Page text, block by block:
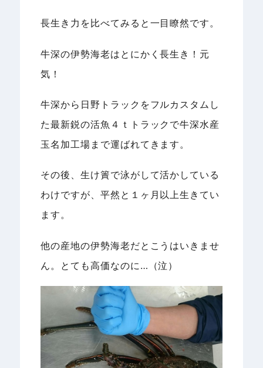
長生き力を比べてみると一目瞭然です。
牛深の伊勢海老はとにかく長生き！元
気！
牛深から日野トラックをフルカスタムし
た最新鋭の活魚４ｔトラックで牛深水産
玉名加工場まで運ばれてきます。
その後、生け簀で泳がして活かしている
わけですが、平然と１ヶ月以上生きてい
ます。
他の産地の伊勢海老だとこうはいきませ
ん。とても高価なのに…（泣）